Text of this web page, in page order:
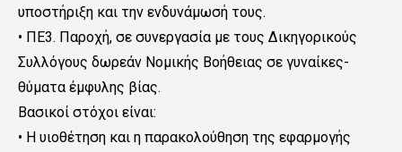
υποστήριξη και την ενδυνάμωσή τους.
• ΠΕ3. Παροχή, σε συνεργασία με τους Δικηγορικούς
Συλλόγους δωρεάν Νομικής Βοήθειας σε γυναίκες-
θύματα έμφυλης βίας.
Βασικοί στόχοι είναι:
• Η υιοθέτηση και η παρακολούθηση της εφαρμογής